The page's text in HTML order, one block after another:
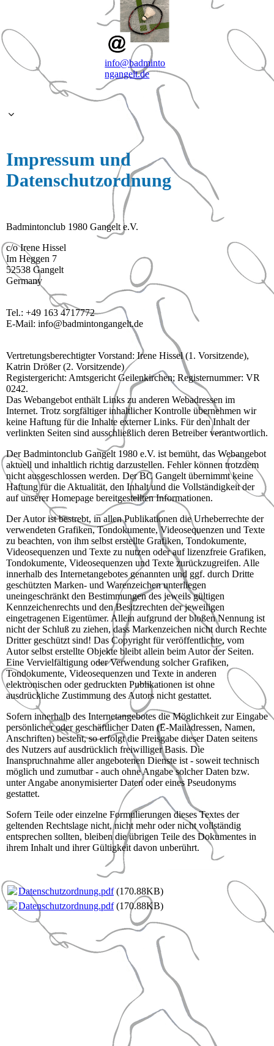
info@badminto
ngangelt.de
Impressum und
Datenschutzordnung
Badmintonclub 1980 Gangelt e.V.
c/o Irene Hissel
Im Heggen 7
52538 Gangelt
Germany
Tel.: +49 163 4717772
E-Mail: info@badmintongangelt.de
Vertretungsberechtigter Vorstand: Irene Hissel (1. Vorsitzende),
Katrin Drößer (2. Vorsitzende)
Registergericht: Amtsgericht Geilenkirchen; Registernummer: VR
0242.
Das Webangebot enthält Links zu anderen Webadressen im
Internet. Trotz sorgfältiger inhaltlicher Kontrolle übernehmen wir
keine Haftung für die Inhalte externer Links. Für den Inhalt der
verlinkten Seiten sind ausschließlich deren Betreiber verantwortlich.
Der Badmintonclub Gangelt 1980 e.V. ist bemüht, das Webangebot
aktuell und inhaltlich richtig darzustellen. Fehler können trotzdem
nicht ausgeschlossen werden. Der BC Gangelt übernimmt keine
Haftung für die Aktualität, den Inhalt und die Vollständigkeit der
auf unserer Homepage bereitgestellten Informationen.
Der Autor ist bestrebt, in allen Publikationen die Urheberrechte der
verwendeten Grafiken, Tondokumente, Videosequenzen und Texte
zu beachten, von ihm selbst erstellte Grafiken, Tondokumente,
Videosequenzen und Texte zu nutzen oder auf lizenzfreie Grafiken,
Tondokumente, Videosequenzen und Texte zurückzugreifen. Alle
innerhalb des Internetangebotes genannten und ggf. durch Dritte
geschützten Marken- und Warenzeichen unterliegen
uneingeschränkt den Bestimmungen des jeweils gültigen
Kennzeichenrechts und den Besitzrechten der jeweiligen
eingetragenen Eigentümer. Allein aufgrund der bloßen Nennung ist
nicht der Schluß zu ziehen, dass Markenzeichen nicht durch Rechte
Dritter geschützt sind! Das Copyright für veröffentlichte, vom
Autor selbst erstellte Objekte bleibt allein beim Autor der Seiten.
Eine Vervielfältigung oder Verwendung solcher Grafiken,
Tondokumente, Videosequenzen und Texte in anderen
elektronischen oder gedruckten Publikationen ist ohne
ausdrückliche Zustimmung des Autors nicht gestattet.
Sofern innerhalb des Internetangebotes die Möglichkeit zur Eingabe
persönlicher oder geschäftlicher Daten (E-Mailadressen, Namen,
Anschriften) besteht, so erfolgt die Preisgabe dieser Daten seitens
des Nutzers auf ausdrücklich freiwilliger Basis. Die
Inanspruchnahme aller angebotenen Dienste ist - soweit technisch
möglich und zumutbar - auch ohne Angabe solcher Daten bzw.
unter Angabe anonymisierter Daten oder eines Pseudonyms
gestattet.
Sofern Teile oder einzelne Formulierungen dieses Textes der
geltenden Rechtslage nicht, nicht mehr oder nicht vollständig
entsprechen sollten, bleiben die übrigen Teile des Dokumentes in
ihrem Inhalt und ihrer Gültigkeit davon unberührt.
Datenschutzordnung.pdf(170.88KB)
Datenschutzordnung.pdf(170.88KB)